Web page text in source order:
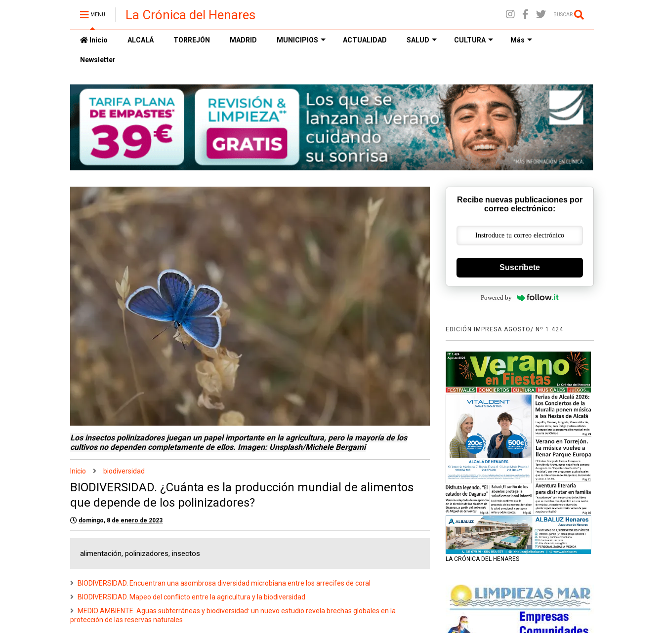
MENU La Crónica del Henares BUSCAR
Inicio ALCALÁ TORREJÓN MADRID MUNICIPIOS ACTUALIDAD SALUD CULTURA Más
Newsletter
Los insectos polinizadores juegan un papel importante en la agricultura, pero la mayoría de los
cultivos no dependen completamente de ellos. Imagen: Unsplash/Michele Bergami
Inicio biodiversidad
BIODIVERSIDAD. ¿Cuánta es la producción mundial de alimentos
que depende de los polinizadores?
domingo, 8 de enero de 2023
alimentación, polinizadores, insectos
BIODIVERSIDAD. Encuentran una asombrosa diversidad microbiana entre los arrecifes de coral
BIODIVERSIDAD. Mapeo del conflicto entre la agricultura y la biodiversidad
MEDIO AMBIENTE. Aguas subterráneas y biodiversidad: un nuevo estudio revela brechas globales en la
protección de las reservas naturales
Recibe nuevas publicaciones por
correo electrónico:
Suscríbete
Powered by
EDICIÓN IMPRESA AGOSTO/ Nº 1.424
LA CRÓNICA DEL HENARES